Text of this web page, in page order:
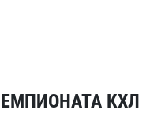
КХЛ